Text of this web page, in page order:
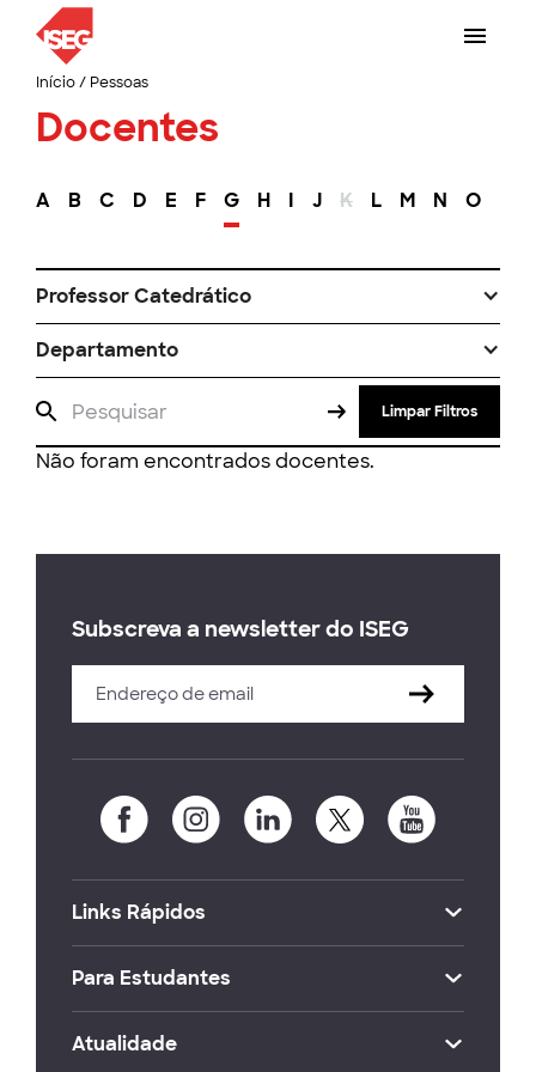
Início/ Pessoas
Docentes
A B C D E F G H I J K L M N O
Professor Catedrático
Departamento
Limpar Filtros
Não foram encontrados docentes.
Subscreva a newsletter do ISEG
Links Rápidos
Para Estudantes
Atualidade